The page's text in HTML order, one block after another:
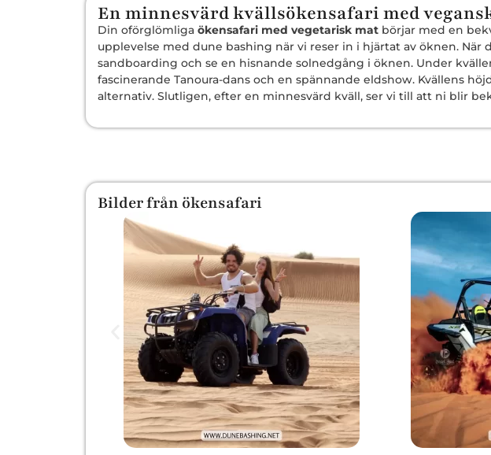
En minnesvärd kvällsökensafari med
Din oförglömligaökensafari med vegetarisk mat börjar med en
upplevelse med dune bashing när vi reser in i hjärtat av öknen.
sandboarding och se en hisnande solnedgång i öknen. Under
fascinerande Tanoura-dans och en spännande eldshow. Kvällens
alternativ. Slutligen, efter en minnesvärd kväll, ser vi till att ni blir
Bilder från ökensafari